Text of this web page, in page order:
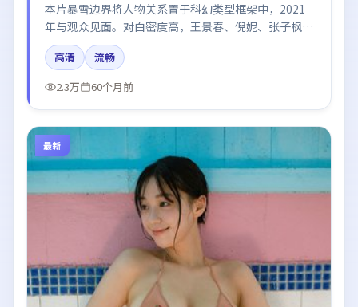
本片暴雪边界将人物关系置于科幻类型框架中，2021
年与观众见面。对白密度高，王景春、倪妮、张子枫、
易烊千玺的台词节奏值得关注；整体气质偏中国香港都
市与冷色调摄影。
高清
流畅
2.3万
60个月前
最新